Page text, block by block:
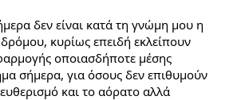
δεν είναι κατά τη γνώμη μου η
κυρίως επειδή εκλείπουν
οποιασδήποτε μέσης
σήμερα, για όσους δεν επιθυμούν
και το αόρατο αλλά